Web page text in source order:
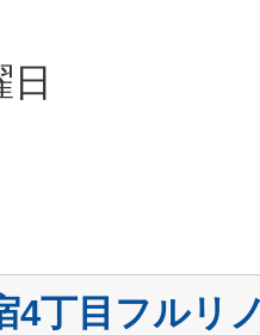
丁目フルリ